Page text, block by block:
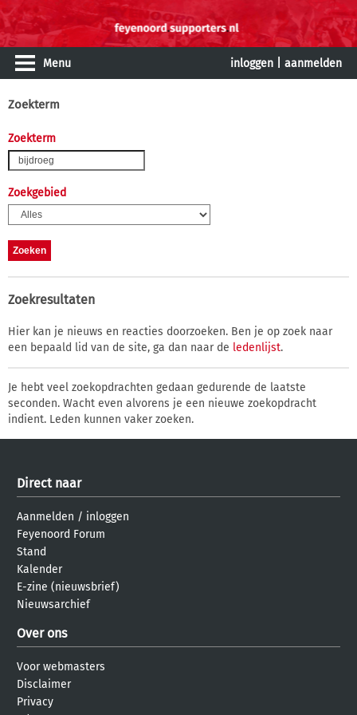
Menu inloggen aanmelden
Zoekterm
Zoekterm
Zoekgebied
Zoekresultaten
Hier kan je nieuws en reacties doorzoeken. Ben je op zoek naar
een bepaald lid van de site, ga dan naar de ledenlijst.
Je hebt veel zoekopdrachten gedaan gedurende de laatste
seconden. Wacht even alvorens je een nieuwe zoekopdracht
indient. Leden kunnen vaker zoeken.
Direct naar
Aanmelden / inloggen
Feyenoord Forum
Stand
Kalender
E-zine (nieuwsbrief)
Nieuwsarchief
Over ons
Voor webmasters
Disclaimer
Privacy